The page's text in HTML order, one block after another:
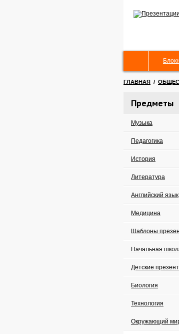
ГЛАВНАЯ /
Предметы
Музыка
Педагогика
История
Литература
Английский язык
Медицина
Шаблоны
Начальная
Детские
Биология
Технология
Окружающий